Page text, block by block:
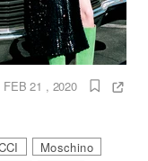
FEB 21 , 2020
Moschino